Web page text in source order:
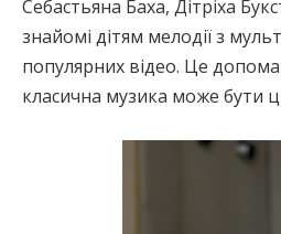
Себастьяна Баха, Дітріха
знайомі дітям мелодії з
популярних відео. Це
класична музика може бути